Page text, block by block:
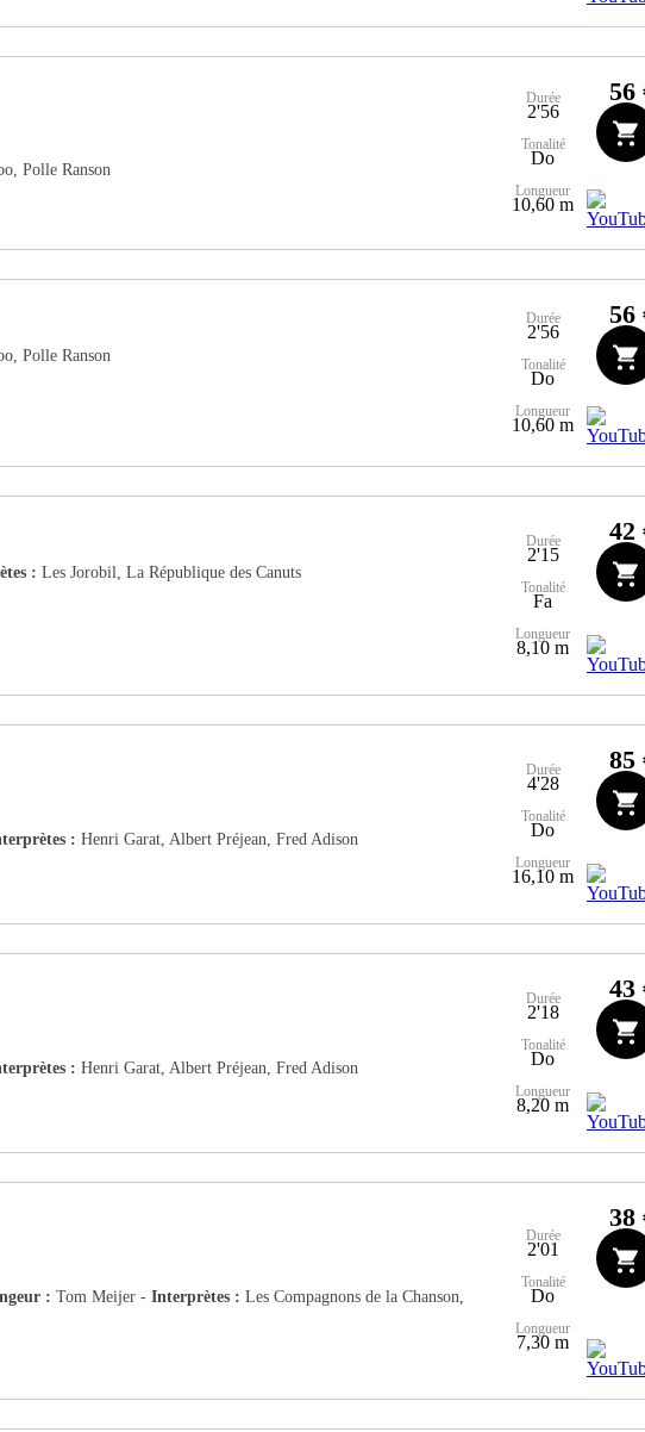
Polle Ranson
Durée
2'56
Tonalité
Do
Longueur
10,60 m
56
Polle Ranson
Durée
2'56
Tonalité
Do
Longueur
10,60 m
56
: Les Jorobil, La République des Canuts
Durée
2'15
Tonalité
Fa
Longueur
8,10 m
42
: Henri Garat, Albert Préjean, Fred Adison
Durée
4'28
Tonalité
Do
Longueur
16,10 m
85
: Henri Garat, Albert Préjean, Fred Adison
Durée
2'18
Tonalité
Do
Longueur
8,20 m
43
: Tom Meijer - Interprètes : Les Compagnons de la Chanson,
Durée
2'01
Tonalité
Do
Longueur
7,30 m
38